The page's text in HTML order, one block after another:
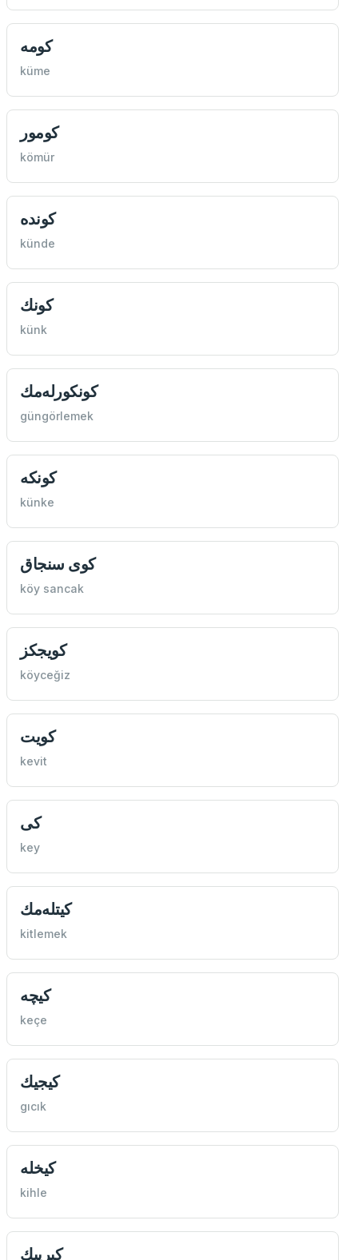
كومه
küme
كومور
kömür
كونده
künde
كونك
künk
كونكور‌له‌مك
güngörlemek
كونكه
künke
كوی سنجاق
köy sancak
كویجكز
köyceğiz
كویت
kevit
كی
key
كیتله‌مك
kitlemek
كيچه
keçe
كیجيك
gıcık
كیخله
kihle
كیرپيك